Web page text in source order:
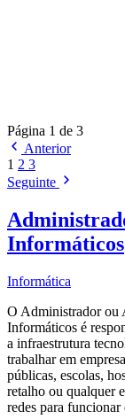
Página 1 de 3
Anterior
1 2 3
Seguinte
Informáticos
Informática
O Administrador ou
Informáticos é
a infraestrutura
trabalhar em
públicas, escolas,
retalho ou qualquer
redes para funcionar